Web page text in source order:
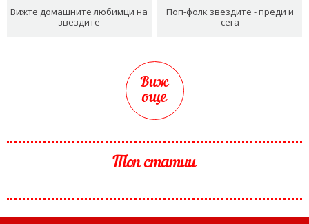
Вижте домашните любимци на
звездите
Поп-фолк звездите - преди и
сега
Виж
още
Топ статии